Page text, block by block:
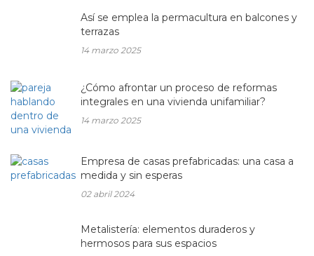
Así se emplea la permacultura en balcones y
terrazas
14 marzo 2025
¿Cómo afrontar un proceso de reformas
integrales en una vivienda unifamiliar?
14 marzo 2025
Empresa de casas prefabricadas: una casa a
medida y sin esperas
02 abril 2024
Metalistería: elementos duraderos y
hermosos para sus espacios